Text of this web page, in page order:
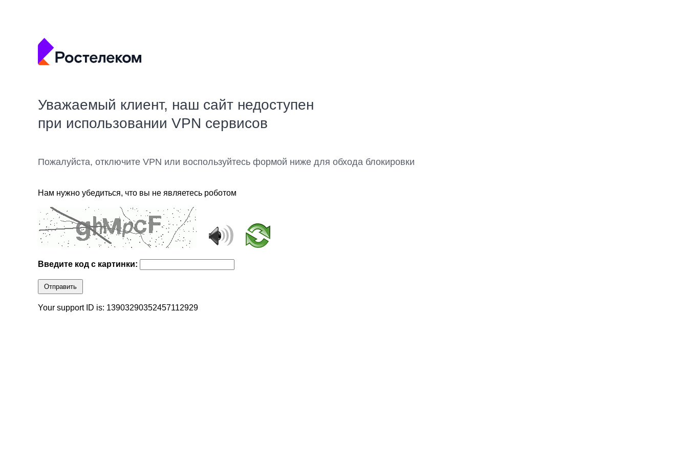
Уважаемый клиент, наш сайт недоступен
при использовании VPN сервисов
Пожалуйста, отключите VPN или воспользуйтесь формой ниже для обхода блокировки
Нам нужно убедиться, что вы не являетесь роботом
Введите код с картинки:
Отправить
Your support ID is: 13903290352457112929